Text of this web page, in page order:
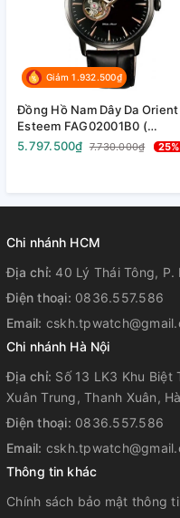
Giảm 1.932.500₫
Đồng Hồ Nam Dây Da Orient
Esteem FAG02001B0 (
SAG02001B0 ) (
5.797.500₫ 7.730.000₫ 25%
Chi nhánh HCM
Địa chỉ: 40 Lý Thái Tông, P.
Điện thoại: 0836.557.586
Email:
Chi nhánh Hà Nội
Địa chỉ: Số 13 LK3 Khu
Xuân Trung, Thanh Xuân,
Điện thoại: 0836.557.586
Email:
Thông tin khác
Chính sách bảo mật thông